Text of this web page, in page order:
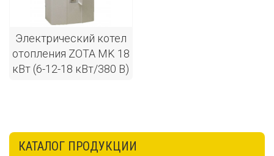
Электрический котел
отопления ZOTA MK 18
кВт (6-12-18 кВт/380 В)
КАТАЛОГ ПРОДУКЦИИ